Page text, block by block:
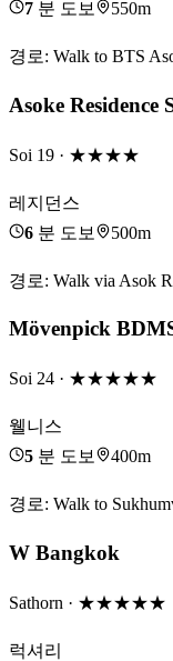
7 분 도보 550m
경로: Walk to BTS
Asoke Residence
Soi 19 · ★★★★
레지던스
6 분 도보 500m
경로: Walk via Asok
Mövenpick
Soi 24 · ★★★★★
웰니스
5 분 도보 400m
경로: Walk to
W Bangkok
Sathorn · ★★★★★
럭셔리